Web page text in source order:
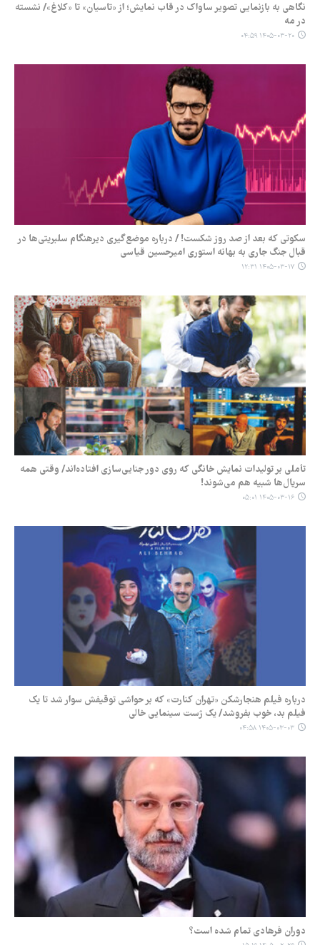
نگاهی به بازنمایی تصویر ساواک در قاب نمایش؛ از «تاسیان» تا «کلاغ»/ نشسته
در مه
۱۴۰۵-۰۳-۲۰ ۰۴:۵۹
سکوتی که بعد از صد روز شکست! / درباره موضع‌گیری دیرهنگام سلبریتی‌ها در
قبال جنگ جاری به بهانه استوری امیرحسین قیاسی
۱۴۰۵-۰۳-۱۷ ۱۲:۳۱
تأملی بر تولیدات نمایش خانگی که روی دور جنایی‌سازی افتاده‌اند/ وقتی همه
سریال‌ها شبیه هم می‌شوند!
۱۴۰۵-۰۳-۱۶ ۰۵:۰۱
درباره فیلم هنجارشکن «تهران کنارت» که بر حواشی توقیفش سوار شد تا یک
فیلم بد، خوب بفروشد/ یک ژست سینمایی خالی
۱۴۰۵-۰۳-۰۳ ۰۴:۵۸
دوران فرهادی تمام شده است؟